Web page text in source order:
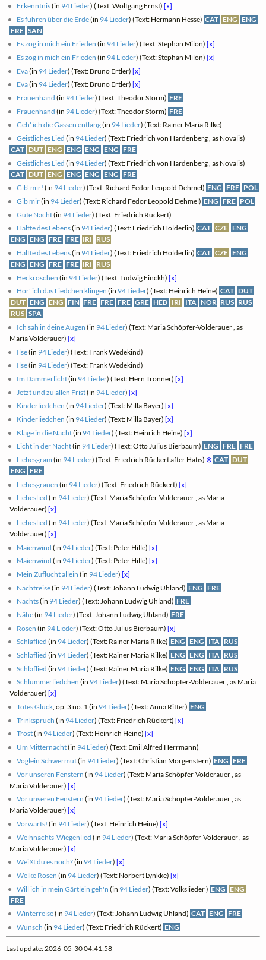
Erkenntnis(in 94 Lieder) (Text: Wolfgang Ernst)[x]
Es fuhren über die Erde(in 94 Lieder) (Text: Hermann Hesse) CAT ENG ENG
FRE SAN
Es zog in mich ein Frieden (in 94 Lieder) (Text: Stephan Milon)[x]
Es zog in mich ein Frieden (in 94 Lieder) (Text: Stephan Milon)[x]
Eva(in 94 Lieder) (Text: Bruno Ertler)[x]
Eva(in 94 Lieder) (Text: Bruno Ertler)[x]
Frauenhand (in 94 Lieder) (Text: Theodor Storm) FRE
Frauenhand (in 94 Lieder) (Text: Theodor Storm) FRE
Geh' ich die Gassen entlang(in 94 Lieder) (Text: Rainer Maria Rilke)
Geistliches Lied (in 94 Lieder) (Text: Friedrich von Hardenberg , as Novalis)
CAT DUT ENG ENG ENG ENG FRE
Geistliches Lied (in 94 Lieder) (Text: Friedrich von Hardenberg , as Novalis)
CAT DUT ENG ENG ENG ENG FRE
Gib' mir! (in 94 Lieder) (Text: Richard Fedor Leopold Dehmel) ENG FRE POL
Gib mir(in 94 Lieder) (Text: Richard Fedor Leopold Dehmel) ENG FRE POL
Gute Nacht(in 94 Lieder) (Text: Friedrich Rückert)
Hälfte des Lebens(in 94 Lieder) (Text: Friedrich Hölderlin) CAT CZE ENG
ENG ENG FRE FRE IRI RUS
Hälfte des Lebens(in 94 Lieder) (Text: Friedrich Hölderlin) CAT CZE ENG
ENG ENG FRE FRE IRI RUS
Heckröschen (in 94 Lieder) (Text: Ludwig Finckh)[x]
Hör' ich das Liedchen klingen (in 94 Lieder) (Text: Heinrich Heine) CAT DUT
DUT ENG ENG FIN FRE FRE FRE GRE HEB IRI ITA NOR RUS RUS
RUS SPA
Ich sah in deine Augen (in 94 Lieder) (Text: Maria Schöpfer-Volderauer , as
Maria Volderauer)[x]
Ilse(in 94 Lieder) (Text: Frank Wedekind)
Ilse(in 94 Lieder) (Text: Frank Wedekind)
Im Dämmerlicht(in 94 Lieder) (Text: Hern Tronner)[x]
Jetzt und zu allen Frist(in 94 Lieder)[x]
Kinderliedchen (in 94 Lieder) (Text: Milla Bayer)[x]
Kinderliedchen (in 94 Lieder) (Text: Milla Bayer)[x]
Klage in die Nacht(in 94 Lieder) (Text: Heinrich Heine)[x]
Licht in der Nacht(in 94 Lieder) (Text: Otto Julius Bierbaum) ENG FRE FRE
Liebesgram (in 94 Lieder) (Text: Friedrich Rückert after Hafis) ⊗ CAT DUT
ENG FRE
Liebesgrauen (in 94 Lieder) (Text: Friedrich Rückert)[x]
Liebeslied (in 94 Lieder) (Text: Maria Schöpfer-Volderauer , as Maria
Volderauer)[x]
Liebeslied (in 94 Lieder) (Text: Maria Schöpfer-Volderauer , as Maria
Volderauer)[x]
Maienwind (in 94 Lieder) (Text: Peter Hille)[x]
Maienwind (in 94 Lieder) (Text: Peter Hille)[x]
Mein Zuflucht allein (in 94 Lieder)[x]
Nachtreise(in 94 Lieder) (Text: Johann Ludwig Uhland) ENG FRE
Nachts(in 94 Lieder) (Text: Johann Ludwig Uhland) FRE
Nähe(in 94 Lieder) (Text: Johann Ludwig Uhland) FRE
Rosen (in 94 Lieder) (Text: Otto Julius Bierbaum)[x]
Schlaflied (in 94 Lieder) (Text: Rainer Maria Rilke) ENG ENG ITA RUS
Schlaflied (in 94 Lieder) (Text: Rainer Maria Rilke) ENG ENG ITA RUS
Schlaflied (in 94 Lieder) (Text: Rainer Maria Rilke) ENG ENG ITA RUS
Schlummerliedchen (in 94 Lieder) (Text: Maria Schöpfer-Volderauer , as Maria
Volderauer)[x]
Totes Glück, op. 3 no. 1 (in 94 Lieder) (Text: Anna Ritter) ENG
Trinkspruch (in 94 Lieder) (Text: Friedrich Rückert)[x]
Trost(in 94 Lieder) (Text: Heinrich Heine)[x]
Um Mitternacht(in 94 Lieder) (Text: Emil Alfred Herrmann)
Vöglein Schwermut(in 94 Lieder) (Text: Christian Morgenstern) ENG FRE
Vor unseren Fenstern (in 94 Lieder) (Text: Maria Schöpfer-Volderauer , as
Maria Volderauer)[x]
Vor unseren Fenstern (in 94 Lieder) (Text: Maria Schöpfer-Volderauer , as
Maria Volderauer)[x]
Vorwärts! (in 94 Lieder) (Text: Heinrich Heine)[x]
Weihnachts-Wiegenlied (in 94 Lieder) (Text: Maria Schöpfer-Volderauer , as
Maria Volderauer)[x]
Weißt du es noch?(in 94 Lieder)[x]
Welke Rosen (in 94 Lieder) (Text: Norbert Lynkke)[x]
Will ich in mein Gärtlein geh'n (in 94 Lieder) (Text: Volkslieder ) ENG ENG
FRE
Winterreise(in 94 Lieder) (Text: Johann Ludwig Uhland) CAT ENG FRE
Wunsch (in 94 Lieder) (Text: Friedrich Rückert) ENG
Last update: 2026-05-30 04:41:58